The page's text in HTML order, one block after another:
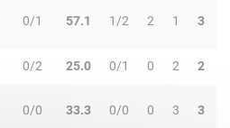
0/1 57.1 1/2 2 1 3
0/2 25.0 0/1 0 2 2
0/0 33.3 0/0 0 3 3